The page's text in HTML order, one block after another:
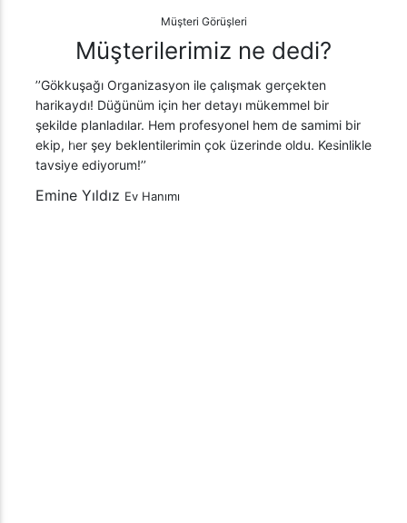
Müşteri Görüşleri
Müşterilerimiz ne dedi?
ile çalışmak gerçekten
her detayı mükemmel bir
profesyonel hem de samimi bir
çok üzerinde oldu. Kesinlikle
’’Firmanız sayesinde şirket
Katılımcılarımız ve
şey zamanında ve beklediğimiz
Gökkuşağı Organizasyon’a